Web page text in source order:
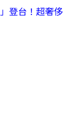
登台！超奢侈